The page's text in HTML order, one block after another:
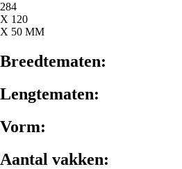
284
X 120
X 50 MM
Breedtematen:
Lengtematen:
Vorm:
Aantal vakken: